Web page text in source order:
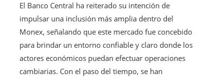
El Banco Central ha reiterado su intención de
impulsar una inclusión más amplia dentro del
Monex, señalando que este mercado fue concebido
para brindar un entorno confiable y claro donde los
actores económicos puedan efectuar operaciones
cambiarias. Con el paso del tiempo, se han